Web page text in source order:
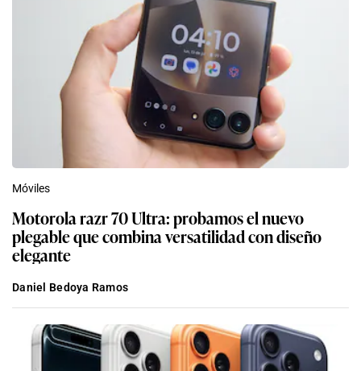
Móviles
Motorola razr 70 Ultra: probamos el nuevo
plegable que combina versatilidad con diseño
elegante
Daniel Bedoya Ramos